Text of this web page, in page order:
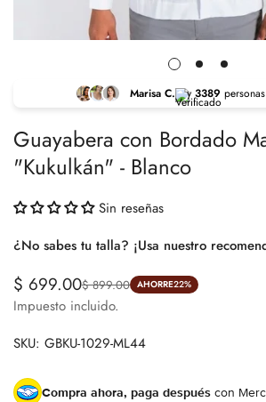
Marisa C. y3389
Guayabera con Bordado
"Kukulkán" - Blanco
Sin reseñas
¿No sabes tu talla? ¡Usa nuestro
Encuentra tu Talla Ideal
Precio
de
$ 699.00
Precio
regular
$ 899.00 AHORRE22%
Impuesto incluido.
SKU: GBKU-1029-ML44
Compra ahora, paga después con